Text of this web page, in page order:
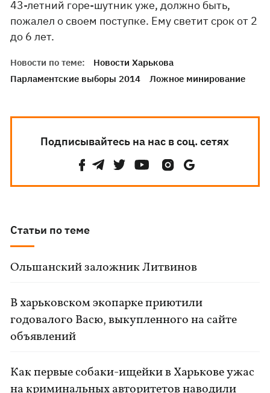
43-летний горе-шутник уже, должно быть,
пожалел о своем поступке. Ему светит срок от 2
до 6 лет.
Новости по теме:
Новости Харькова
Парламентские выборы 2014
Ложное минирование
Подписывайтесь на нас в соц. сетях
Статьи по теме
Ольшанский заложник Литвинов
В харьковском экопарке приютили
годовалого Васю, выкупленного на сайте
объявлений
Как первые собаки-ищейки в Харькове ужас
на криминальных авторитетов наводили